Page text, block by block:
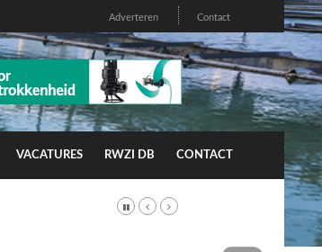
Adverteren Contact
VACATURES RWZI DB CONTACT